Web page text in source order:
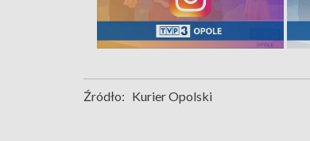
Źródło: Kurier Opolski